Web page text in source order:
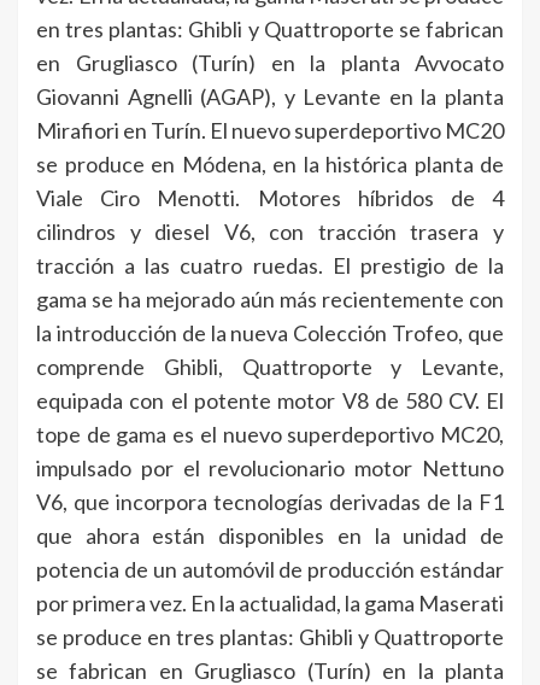
en tres plantas: Ghibli y Quattroporte se fabrican
en Grugliasco (Turín) en la planta Avvocato
Giovanni Agnelli (AGAP), y Levante en la planta
Mirafiori en Turín. El nuevo superdeportivo MC20
se produce en Módena, en la histórica planta de
Viale Ciro Menotti. Motores híbridos de 4
cilindros y diesel V6, con tracción trasera y
tracción a las cuatro ruedas. El prestigio de la
gama se ha mejorado aún más recientemente con
la introducción de la nueva Colección Trofeo, que
comprende Ghibli, Quattroporte y Levante,
equipada con el potente motor V8 de 580 CV. El
tope de gama es el nuevo superdeportivo MC20,
impulsado por el revolucionario motor Nettuno
V6, que incorpora tecnologías derivadas de la F1
que ahora están disponibles en la unidad de
potencia de un automóvil de producción estándar
por primera vez. En la actualidad, la gama Maserati
se produce en tres plantas: Ghibli y Quattroporte
se fabrican en Grugliasco (Turín) en la planta